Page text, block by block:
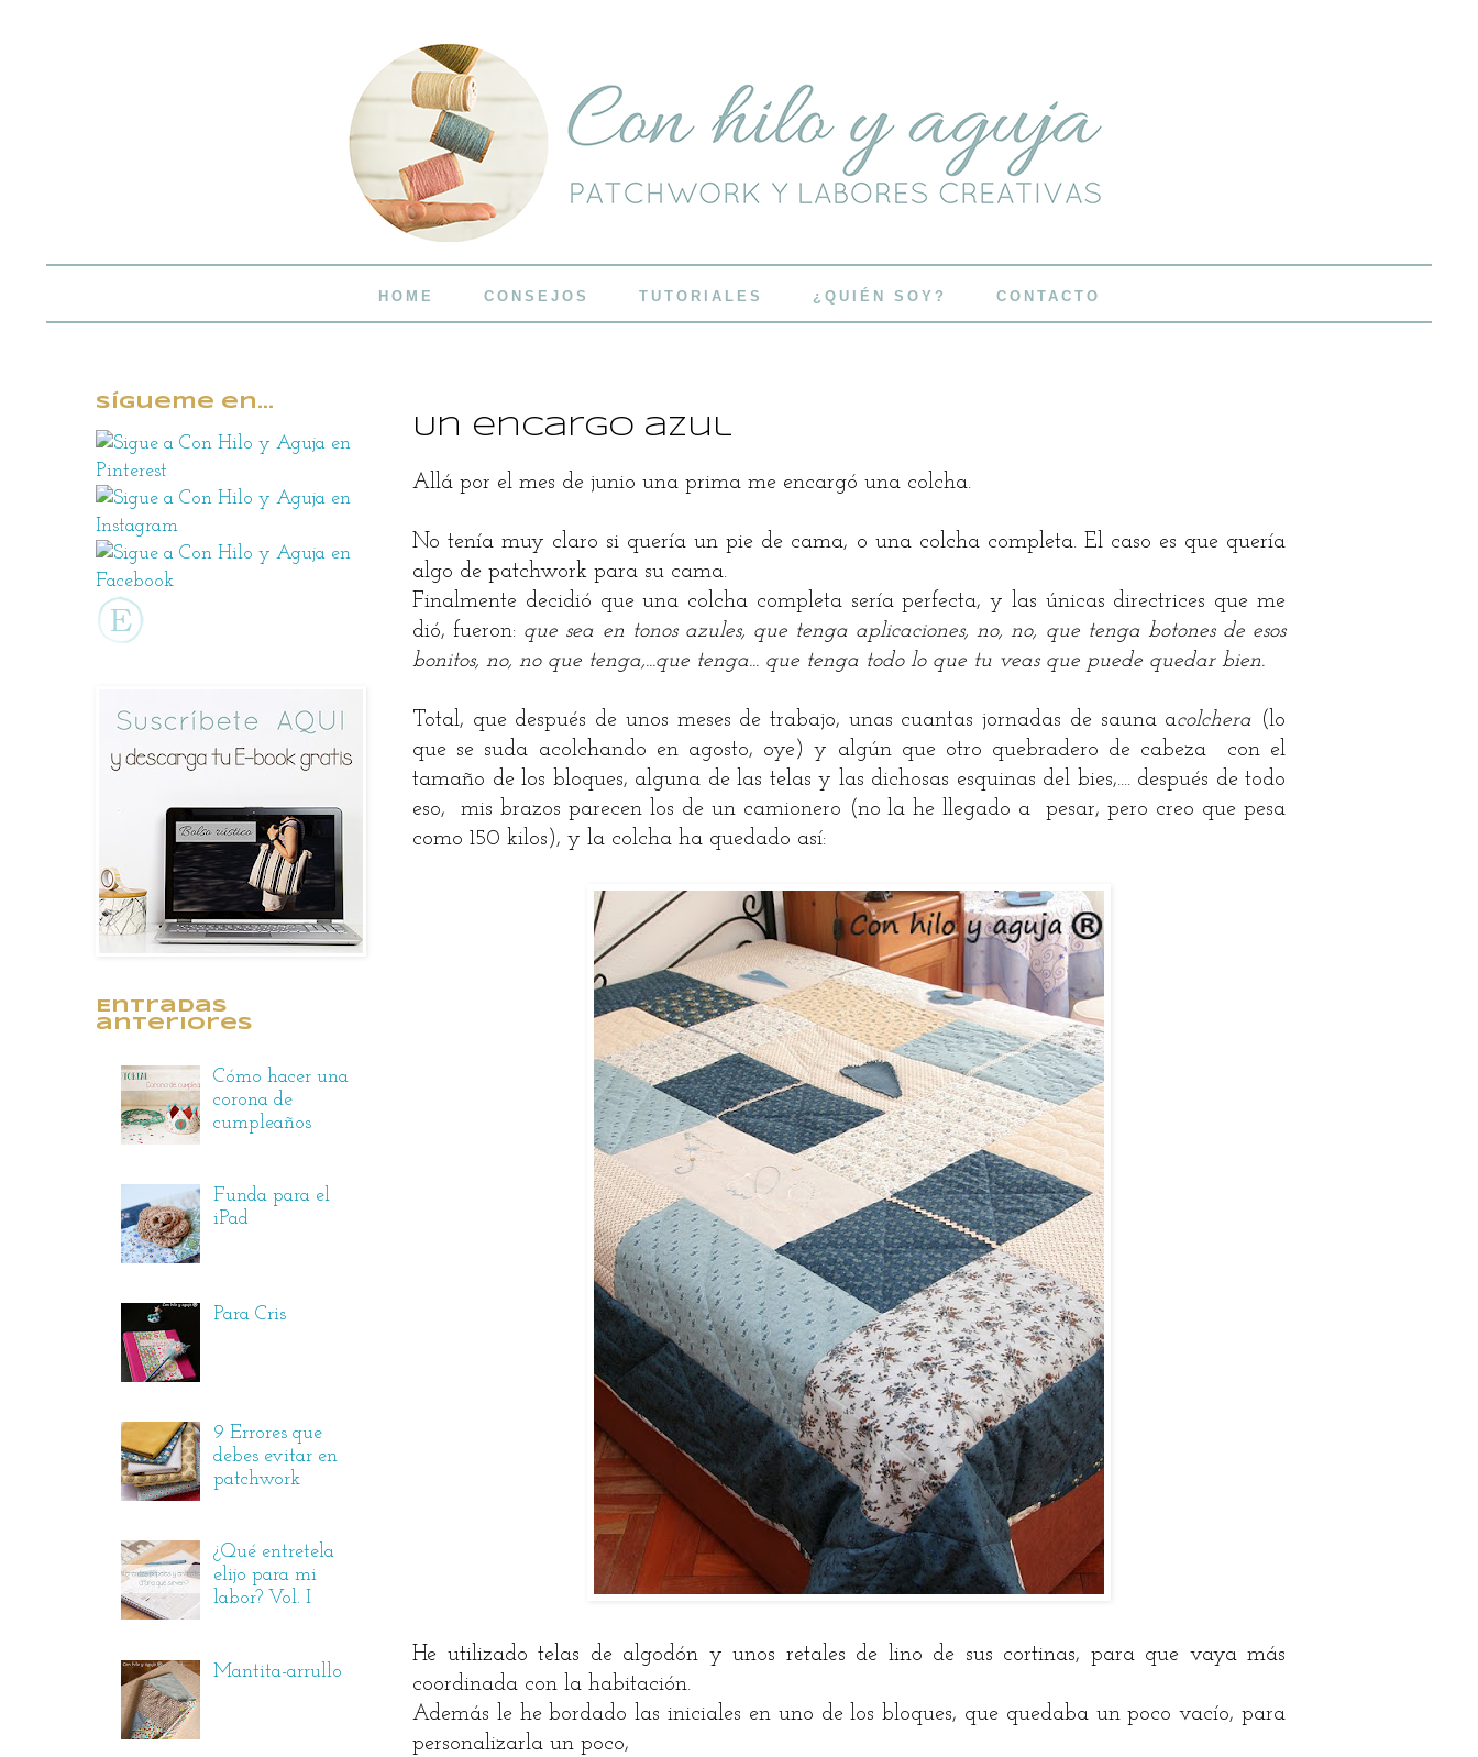
HOME CONSEJOS TUTORIALES ¿QUIÉN SOY? CONTACTO
Un encargo azul
Allá por el mes de junio una prima me encargó una colcha.
No tenía muy claro si quería un pie de cama, o una colcha completa. El caso es que quería
algo de patchwork para su cama.
Finalmente decidió que una colcha completa sería perfecta, y las únicas directrices que me
dió, fueron: que sea en tonos azules, que tenga aplicaciones, no, no, que tenga botones de esos
bonitos, no, no que tenga,...que tenga... que tenga todo lo que tu veas que puede quedar bien.
Total, que después de unos meses de trabajo, unas cuantas jornadas de sauna acolchera (lo
que se suda acolchando en agosto, oye) y algún que otro quebradero de cabeza con el
tamaño de los bloques, alguna de las telas y las dichosas esquinas del bies,.... después de todo
eso, mis brazos parecen los de un camionero (no la he llegado a pesar, pero creo que pesa
como 150 kilos), y la colcha ha quedado así:
He utilizado telas de algodón y unos retales de lino de sus cortinas, para que vaya más
coordinada con la habitación.
Además le he bordado las iniciales en uno de los bloques, que quedaba un poco vacío, para
personalizarla un poco,
Sígueme en...
Entradas
anteriores
Cómo hacer una
corona de
cumpleaños
Funda para el
iPad
Para Cris
9 Errores que
debes evitar en
patchwork
¿Qué entretela
elijo para mi
labor? Vol. I
Mantita-arrullo